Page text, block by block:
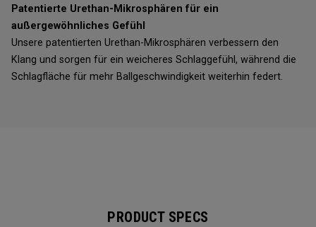
Patentierte Urethan-Mikrosphären für ein
außergewöhnliches Gefühl
Unsere patentierten Urethan-Mikrosphären verbessern den
Klang und sorgen für ein weicheres Schlaggefühl, während die
Schlagfläche für mehr Ballgeschwindigkeit weiterhin federt.
PRODUCT SPECS